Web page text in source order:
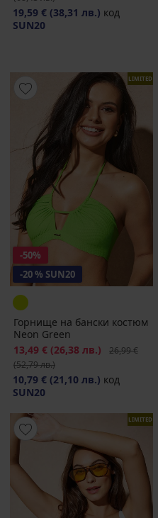
19,59 € (38,31 лв.) код
SUN20
LIMITED
-50%
-20 % SUN20
Горнище на бански костюм
Neon Green
Намаление
13,49 € (26,38 лв.)
26,99 €
(52,79 лв.)
10,79 € (21,10 лв.) код
SUN20
LIMITED